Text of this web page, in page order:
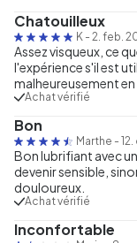
Chatouilleux
K - 2. feb.
Assez visqueux, ce
l'expérience s'il est
malheureusement en
Achat vérifié
Bon
Marthe -
Bon lubrifiant avec
devenir sensible,
douloureux.
Achat vérifié
Inconfortable